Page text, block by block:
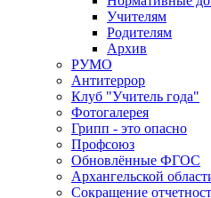
Учителям
Родителям
Архив
РУМО
Антитеррор
Клуб "Учитель года"
Фотогалерея
Грипп - это опасно
Профсоюз
Обновлённые ФГОС
Архангельской
Сокращение